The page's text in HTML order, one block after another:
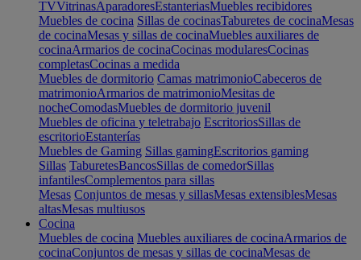
TVVitrinasAparadoresEstanteriasMuebles recibidores
Muebles de cocina Sillas de cocinasTaburetes de cocinaMesas
de cocinaMesas y sillas de cocinaMuebles auxiliares de
cocinaArmarios de cocinaCocinas modularesCocinas
completasCocinas a medida
Muebles de dormitorio Camas matrimonioCabeceros de
matrimonioArmarios de matrimonioMesitas de
nocheComodasMuebles de dormitorio juvenil
Muebles de oficina y teletrabajo EscritoriosSillas de
escritorioEstanterías
Muebles de Gaming Sillas gamingEscritorios gaming
Sillas TaburetesBancosSillas de comedorSillas
infantilesComplementos para sillas
Mesas Conjuntos de mesas y sillasMesas extensiblesMesas
altasMesas multiusos
Cocina
Muebles de cocina Muebles auxiliares de cocinaArmarios de
cocinaConjuntos de mesas y sillas de cocinaMesas de